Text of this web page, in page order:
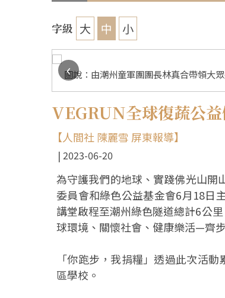
字級 大 中 小
圖說：由潮州童軍團團長林真合帶領大
‹
VEGRUN全球復蔬公
【人間社 陳麗雪 屏東報導】
2023-06-20
為守護我們的地球、實踐佛光山開
委員會和綠色公益基金會6月18日
講堂啟程至潮州綠色隧道總計6公
球環境、關懷社會、健康樂活—齊
「你跑步，我捐糧」透過此次活
區學校。